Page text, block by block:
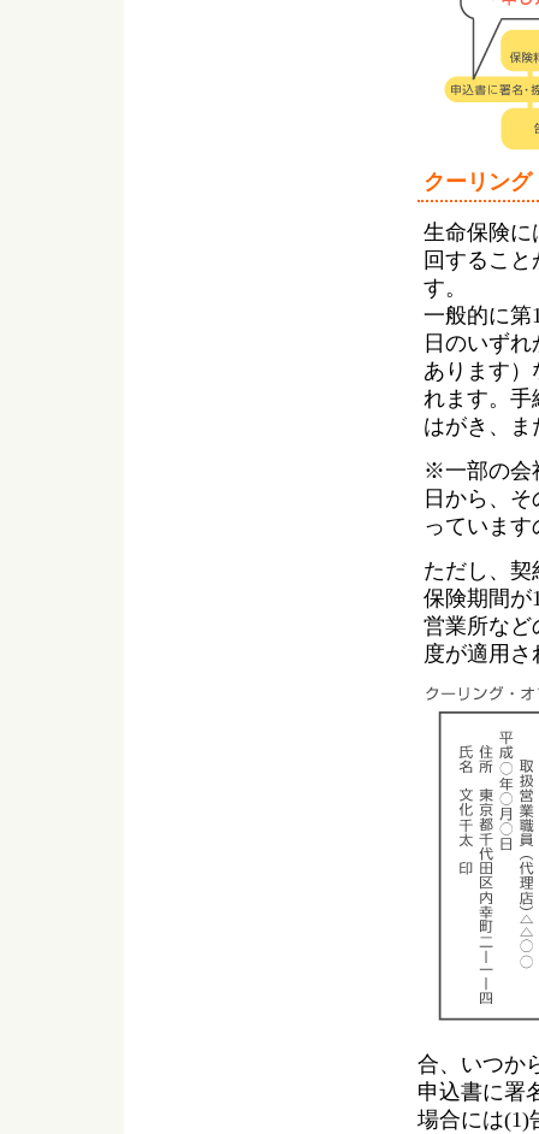
クーリング
生命保険に
回するこ
す。
一般的に第
日のいず
あります
れます。手
はがき、
※一部の会
日から、
っていま
ただし、
保険期間が
営業所など
度が適用
合、いつか
申込書に署
場合には(1)